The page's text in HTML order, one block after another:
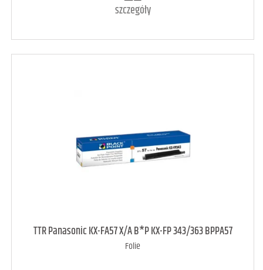
szczegóły
art. dostępny 5
TTR Panasonic KX-FA57 X/A B*P KX-FP 343/363 BPPA57
Folie